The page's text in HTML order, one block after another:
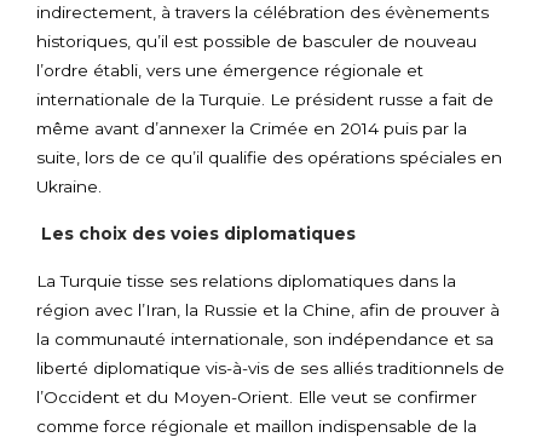
indirectement, à travers la célébration des évènements
historiques, qu’il est possible de basculer de nouveau
l’ordre établi, vers une émergence régionale et
internationale de la Turquie. Le président russe a fait de
même avant d’annexer la Crimée en 2014 puis par la
suite, lors de ce qu’il qualifie des opérations spéciales en
Ukraine.
Les choix des voies diplomatiques
La Turquie tisse ses relations diplomatiques dans la
région avec l’Iran, la Russie et la Chine, afin de prouver à
la communauté internationale, son indépendance et sa
liberté diplomatique vis-à-vis de ses alliés traditionnels de
l’Occident et du Moyen-Orient. Elle veut se confirmer
comme force régionale et maillon indispensable de la